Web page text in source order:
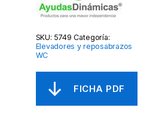
SKU: 5749 Categoría:
Elevadores y reposabrazos
WC